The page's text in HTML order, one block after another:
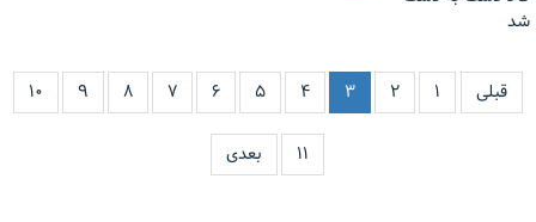
قبلی ۱ ۲ ۳ ۴ ۵ ۶ ۷ ۸ ۹ ۱۰
۱۱ بعدی